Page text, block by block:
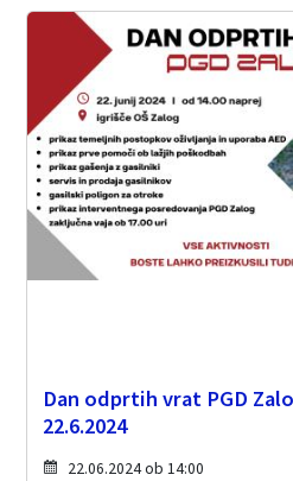
Dan odprtih vrat PGD
22.6.2024
22.06.2024 ob 14:00